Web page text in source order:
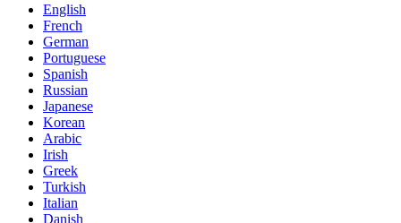
English
French
German
Portuguese
Spanish
Russian
Japanese
Korean
Arabic
Irish
Greek
Turkish
Italian
Danish